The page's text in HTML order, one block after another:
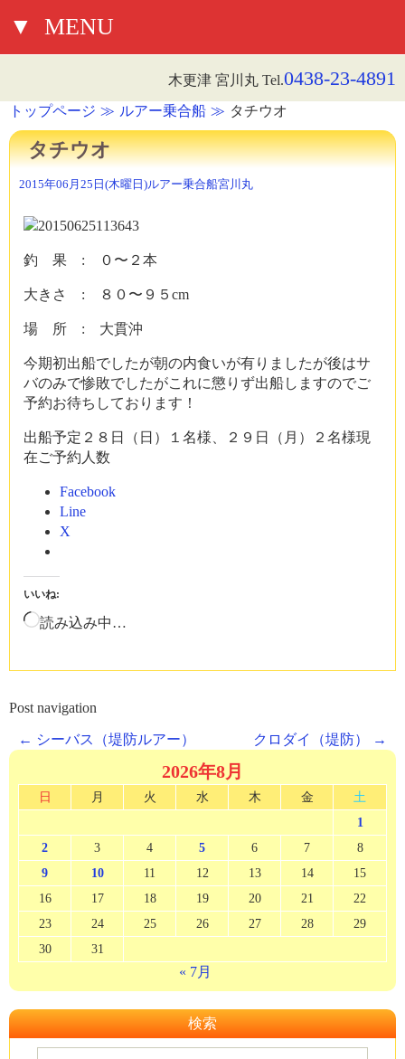
▼ MENU
木更津 宮川丸 Tel.0438-23-4891
トップページ ルアー乗合船 タチウオ
タチウオ
2015年06月25日(木曜日)ルアー乗合船宮川丸
釣 果 : ０〜２本
大きさ : ８０〜９５cm
場 所 : 大貫沖
今期初出船でしたが朝の内食いが有りましたが後はサ
バのみで惨敗でしたがこれに懲りず出船しますのでご
予約お待ちしております！
出船予定２８日（日）１名様、２９日（月）２名様現
在ご予約人数
Facebook
Line
X
いいね:
読み込み中…
Post navigation
← シーバス（堤防ルアー） クロダイ（堤防） →
2026年8月
日 月 火 水 木 金
土
1
2
3 4 5 6 7
8
9
10 11 12 13 14
15
16
17 18 19 20 21
22
23
24 25 26 27 28
29
30
31
« 7月
検索